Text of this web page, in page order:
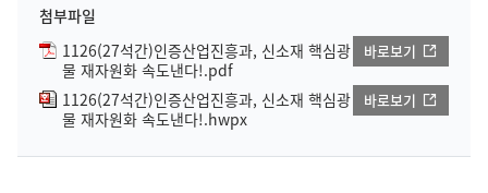
첨부파일
1126(27석간)인증산업진흥과, 신소재 핵심광
물 재자원화 속도낸다!.pdf
바로보기
1126(27석간)인증산업진흥과, 신소재 핵심광
물 재자원화 속도낸다!.hwpx
바로보기